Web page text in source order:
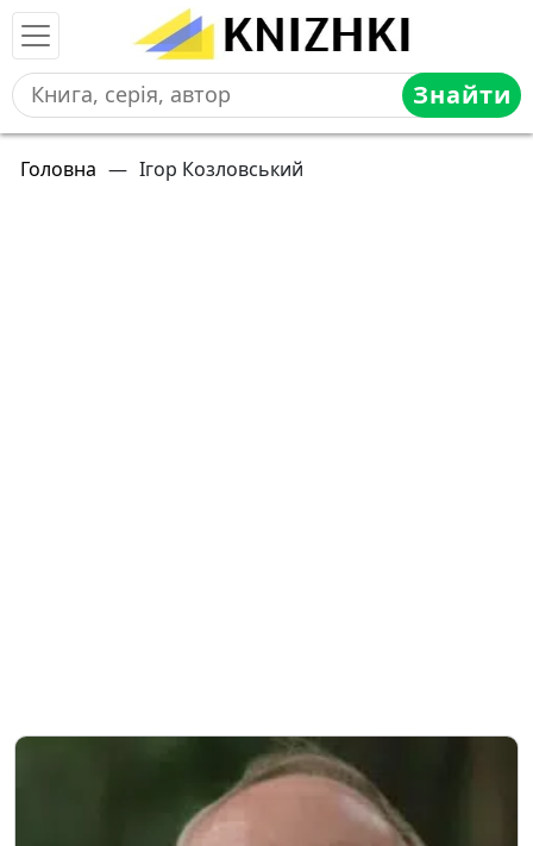
Знайти
Головна — Ігор Козловський